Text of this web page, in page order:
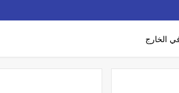
الخارج